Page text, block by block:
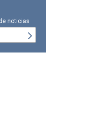
noticias